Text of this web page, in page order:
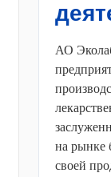
АО
на рынке
своей